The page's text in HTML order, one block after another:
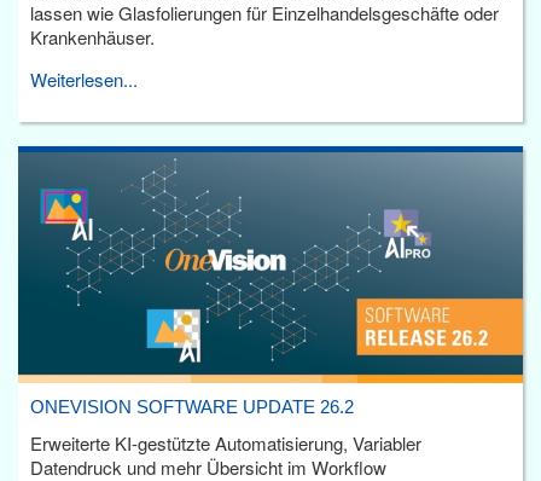
lassen wie Glasfolierungen für Einzelhandelsgeschäfte oder
Krankenhäuser.
Weiterlesen...
ONEVISION SOFTWARE UPDATE 26.2
Erweiterte KI-gestützte Automatisierung, Variabler
Datendruck und mehr Übersicht im Workflow